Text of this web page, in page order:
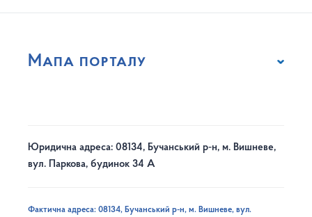
Мапа порталу
Юридична адреса: 08134, Бучанський р-н, м. Вишневе,
вул. Паркова, будинок 34 А
Фактична адреса: 08134, Бучанський р-н, м. Вишневе, вул.